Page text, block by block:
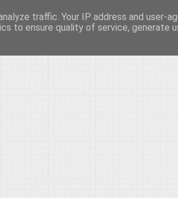
μορφή και έκταση...
traffic. Your IP address and user-
to ensure quality of service, generate